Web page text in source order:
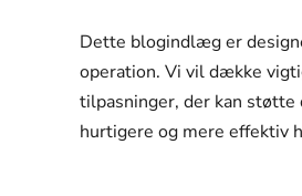
Dette blogindlæg er
operation. Vi vil dække
tilpasninger, der kan støtte
hurtigere og mere effektiv